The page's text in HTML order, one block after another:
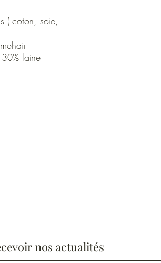
( coton, soie,
laine
nos actualités